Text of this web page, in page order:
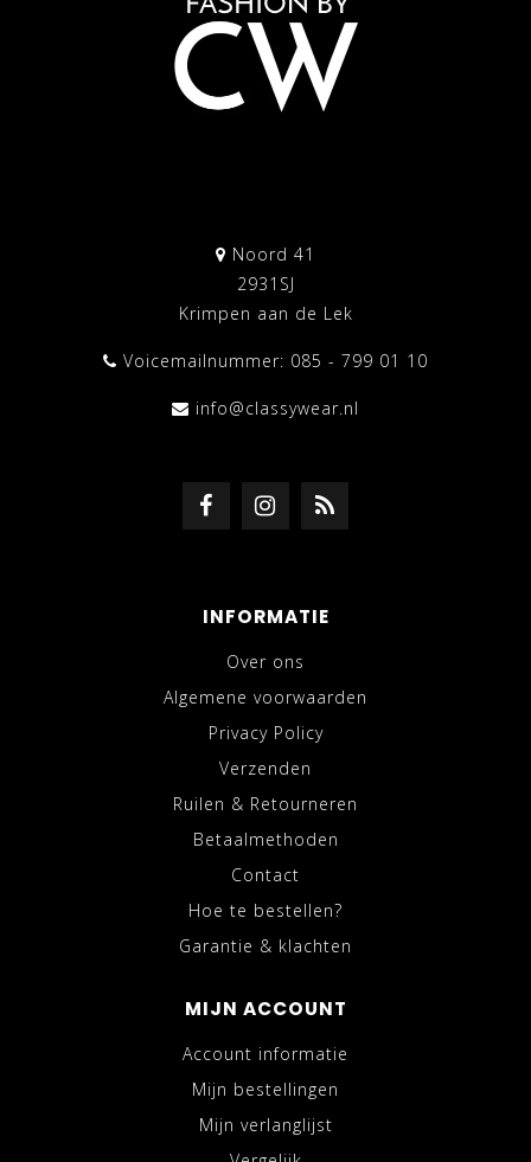
Noord 41
2931SJ
Krimpen aan de Lek
Voicemailnummer: 085 - 799 01 10
info@classywear.nl
INFORMATIE
Over ons
Algemene voorwaarden
Privacy Policy
Verzenden
Ruilen & Retourneren
Betaalmethoden
Contact
Hoe te bestellen?
Garantie & klachten
MIJN ACCOUNT
Account informatie
Mijn bestellingen
Mijn verlanglijst